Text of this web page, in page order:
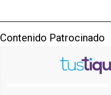
Contenido Patrocinado